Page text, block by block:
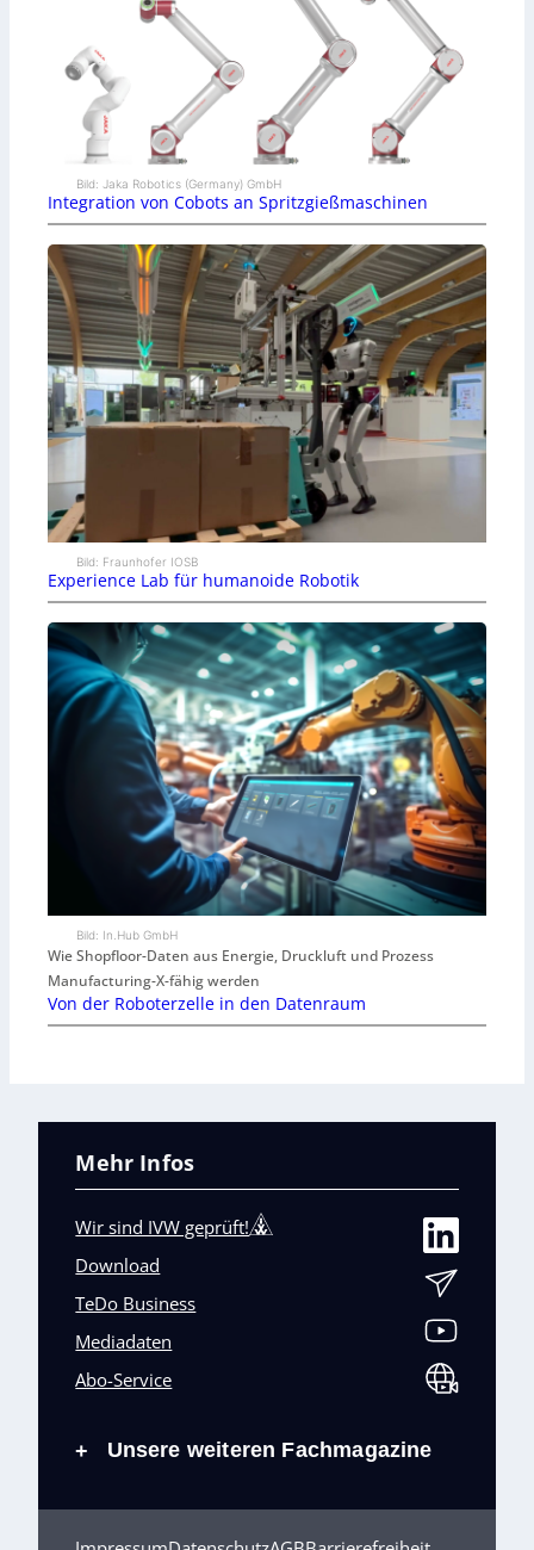
Bild: Jaka Robotics (Germany) GmbH
Integration von Cobots an Spritzgießmaschinen
Bild: Fraunhofer IOSB
Experience Lab für humanoide Robotik
Bild: In.Hub GmbH
Wie Shopfloor-Daten aus Energie, Druckluft und Prozess
Manufacturing-X-fähig werden
Von der Roboterzelle in den Datenraum
Mehr Infos
Wir sind IVW geprüft!
Download
TeDo Business
Mediadaten
Abo-Service
+ Unsere weiteren Fachmagazine